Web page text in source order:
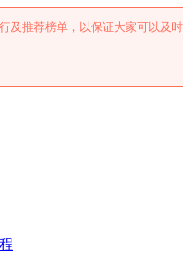
及推荐榜单，以保证大家可以及